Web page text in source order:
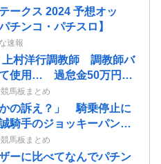
ークス 2024 予想オッ
チンコ・パチスロ】
速報
上村洋行調教師 調教師バ
て使用… 過怠金50万円の
して偽造品を作成
馬板まとめ
かの訴え？」 騎乗停止に
騎手のジョッキーパンツ
用
馬板まとめ
ーに比べてなんでパチン